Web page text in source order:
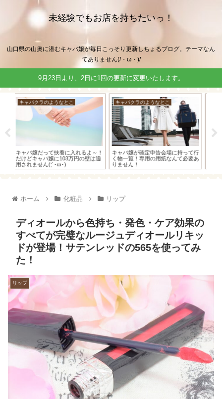
未経験でもお店を持ちたいっ！
山口県の山奥に潜むキャバ嬢が毎日こっそり更新しちょるブログ。テーマなん
てありません(/・ω・)/
9月23日より、2日に1回の更新に変更いたします。
キャバクラのようなとこ
ブログ休止のお知らせ。と「持続化
給付金」の事
キャバクラのようなとこ
やよいの白色申告オンラインを使っ
てみよう！【⑤経費の入力（カー
ド）編】～カードで支払った時の入
力方法～
ホーム 化粧品 リップ
ディオールから色持ち・発色・ケア効果の
すべてが完璧なルージュディオールリキッ
ドが登場！サテンレッドの565を使ってみ
た！
リップ